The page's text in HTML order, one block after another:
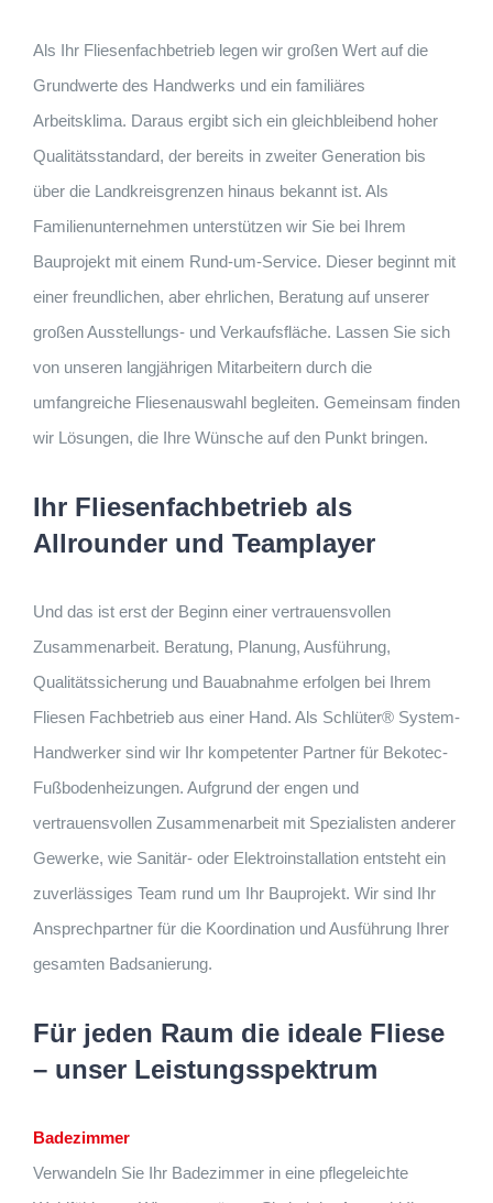
Als Ihr Fliesenfachbetrieb legen wir großen Wert auf die
Grundwerte des Handwerks und ein familiäres
Arbeitsklima. Daraus ergibt sich ein gleichbleibend hoher
Qualitätsstandard, der bereits in zweiter Generation bis
über die Landkreisgrenzen hinaus bekannt ist. Als
Familienunternehmen unterstützen wir Sie bei Ihrem
Bauprojekt mit einem Rund-um-Service. Dieser beginnt mit
einer freundlichen, aber ehrlichen, Beratung auf unserer
großen Ausstellungs- und Verkaufsfläche. Lassen Sie sich
von unseren langjährigen Mitarbeitern durch die
umfangreiche Fliesenauswahl begleiten. Gemeinsam finden
wir Lösungen, die Ihre Wünsche auf den Punkt bringen.
Ihr Fliesenfachbetrieb als
Allrounder und Teamplayer
Und das ist erst der Beginn einer vertrauensvollen
Zusammenarbeit. Beratung, Planung, Ausführung,
Qualitätssicherung und Bauabnahme erfolgen bei Ihrem
Fliesen Fachbetrieb aus einer Hand. Als Schlüter® System-
Handwerker sind wir Ihr kompetenter Partner für Bekotec-
Fußbodenheizungen. Aufgrund der engen und
vertrauensvollen Zusammenarbeit mit Spezialisten anderer
Gewerke, wie Sanitär- oder Elektroinstallation entsteht ein
zuverlässiges Team rund um Ihr Bauprojekt. Wir sind Ihr
Ansprechpartner für die Koordination und Ausführung Ihrer
gesamten Badsanierung.
Für jeden Raum die ideale Fliese
– unser Leistungsspektrum
Badezimmer
Verwandeln Sie Ihr Badezimmer in eine pflegeleichte